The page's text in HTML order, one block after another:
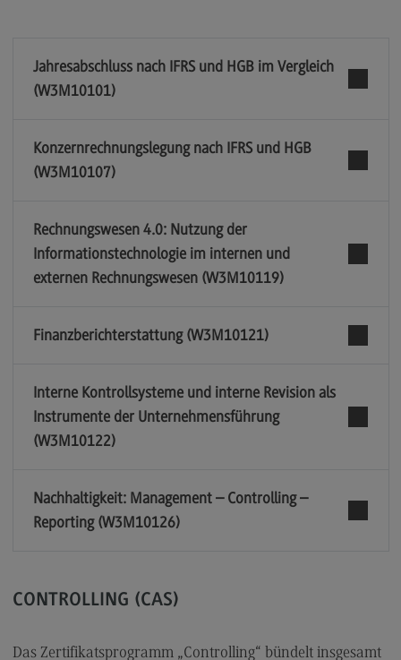
Jahresabschluss nach IFRS und HGB im Vergleich
(W3M10101)
Konzernrechnungslegung nach IFRS und HGB
(W3M10107)
Rechnungswesen 4.0: Nutzung der
Informationstechnologie im internen und
externen Rechnungswesen (W3M10119)
Finanzberichterstattung (W3M10121)
Interne Kontrollsysteme und interne Revision als
Instrumente der Unternehmensführung
(W3M10122)
Nachhaltigkeit: Management – Controlling –
Reporting (W3M10126)
CONTROLLING (CAS)
Das Zertifikatsprogramm „Controlling“ bündelt insgesamt